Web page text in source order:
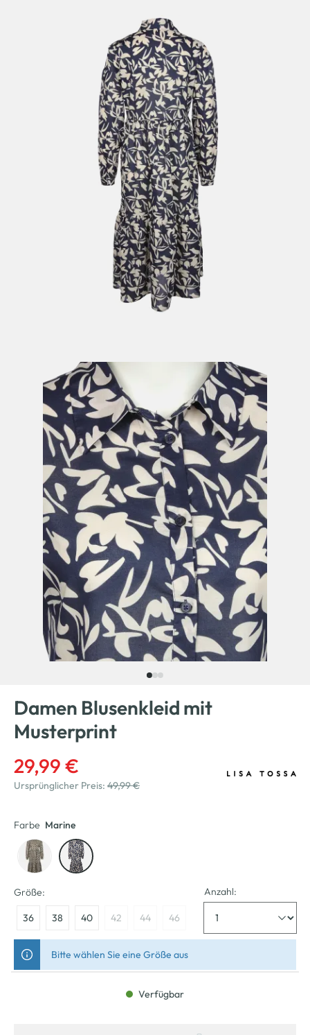
Damen Blusenkleid mit
Musterprint
29,99 €
Ursprünglicher Preis: 49,99 €
Farbe Marine
Größe:
36 38 40 42 44 46
Anzahl:
Bitte wählen Sie eine Größe aus
Verfügbar